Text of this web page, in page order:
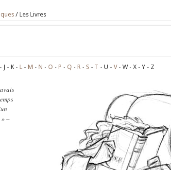
/ Les Livres
J K L M N O P Q R S T U V W X Y Z
–